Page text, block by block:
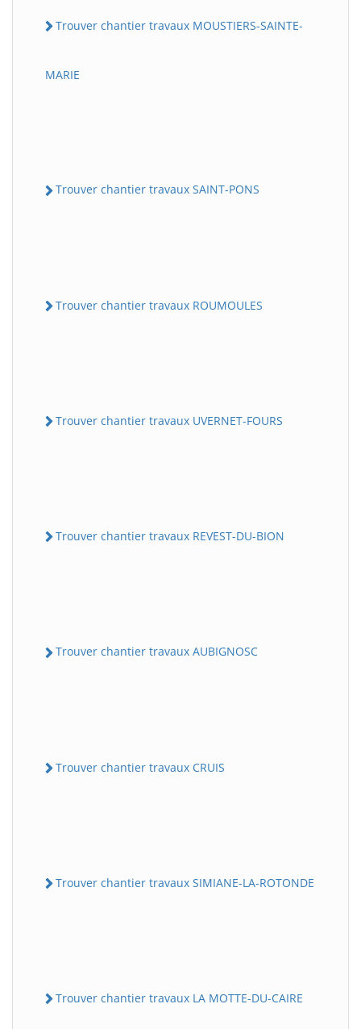
Trouver chantier travaux MOUSTIERS-SAINTE-
MARIE
Trouver chantier travaux SAINT-PONS
Trouver chantier travaux ROUMOULES
Trouver chantier travaux UVERNET-FOURS
Trouver chantier travaux REVEST-DU-BION
Trouver chantier travaux AUBIGNOSC
Trouver chantier travaux CRUIS
Trouver chantier travaux SIMIANE-LA-ROTONDE
Trouver chantier travaux LA MOTTE-DU-CAIRE